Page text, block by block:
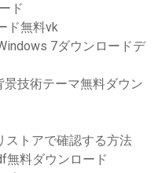
ド
ド無料vk
7ダウンロードデ
技術テーマ無料ダウン
ストアで確認する方法
無料ダウンロード